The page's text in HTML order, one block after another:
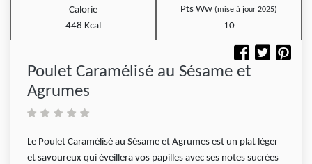
Calorie
448 Kcal
Pts Ww (mise à jour 2025)
10
Poulet Caramélisé au Sésame et
Agrumes
Le Poulet Caramélisé au Sésame et Agrumes est un plat léger
et savoureux qui éveillera vos papilles avec ses notes sucrées